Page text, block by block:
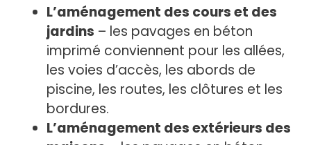
L’aménagement des cours et des
jardins – les pavages en béton
imprimé conviennent pour les allées,
les voies d’accès, les abords de
piscine, les routes, les clôtures et les
bordures.
L’aménagement des extérieurs des